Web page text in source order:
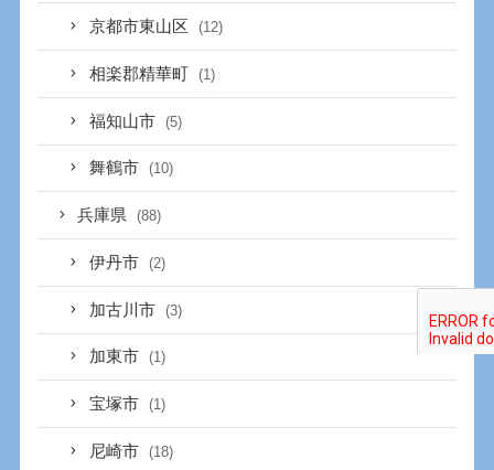
京都市東山区 (12)
相楽郡精華町 (1)
福知山市 (5)
舞鶴市 (10)
兵庫県 (88)
伊丹市 (2)
加古川市 (3)
加東市 (1)
宝塚市 (1)
尼崎市 (18)